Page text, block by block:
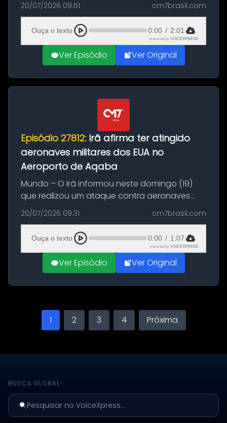
(20), em frente ao complexo da Prefeitura de
Manaus, na Zona Oeste. A batida ter...
20/07/2026 09:51 cm7brasil.com
Ouça o texto 0:00 / 2:01
powered by VOICEXPRESS
Ver Episódio Ver Original
Episódio 27812: Irã afirma ter atingido
aeronaves militares dos EUA no
Aeroporto de Aqaba
Mundo – O Irã informou neste domingo (19)
que realizou um ataque contra aeronaves
militares dos Estados Unidos estacionadas no
Aeroporto de Aqaba, na Jordânia, durante a
21ª fase da Operação Nasr 2. A...
20/07/2026 09:31 cm7brasil.com
Ouça o texto 0:00 / 1:07
powered by VOICEXPRESS
Ver Episódio Ver Original
1 2 3 4 Próxima
BUSCA GLOBAL
Pesquisar no VoiceXpress...